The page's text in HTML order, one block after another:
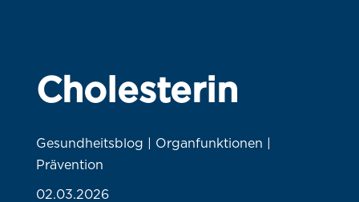
Cholesterin
Gesundheitsblog | Organfunktionen |
Prävention
02.03.2026